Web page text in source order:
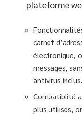
plateforme
carnet
électronique,
messages,
antivirus inclus.
Compatiblité
plus utilisés,